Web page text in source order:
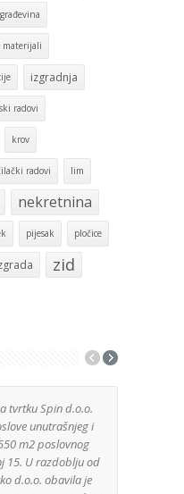
građevina
materijali
izgradnja
radovi
krov
radovi lim
nekretnina
pijesak pločice
zid
tvrtku Spin d.o.o.
unutrašnjeg i
m2 poslovnog
15. U razdoblju od
d.o.o. obavila je